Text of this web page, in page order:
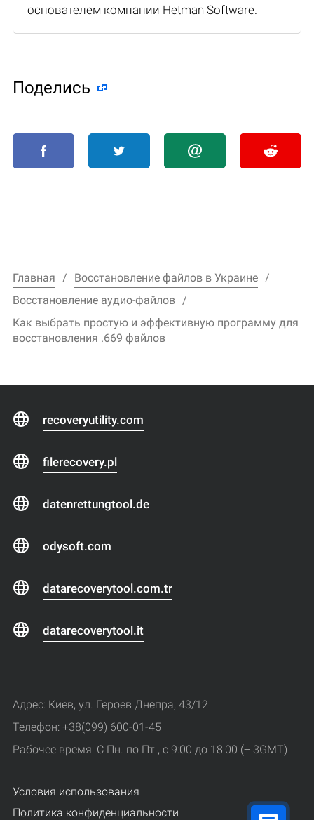
основателем компании Hetman Software.
Поделиcь
Главная
Восстановление файлов в Украине
Восстановление аудио-файлов
Как выбрать простую и эффективную программу для
восстановления .669 файлов
recoveryutility.com
filerecovery.pl
datenrettungtool.de
odysoft.com
datarecoverytool.com.tr
datarecoverytool.it
Адрес: Киев, ул. Героев Днепра, 43/12
Телефон: +38(099) 600-01-45
Рабочее время: С Пн. по Пт., с 9:00 до 18:00 (+ 3GMT)
Условия использования
Политика конфиденциальности